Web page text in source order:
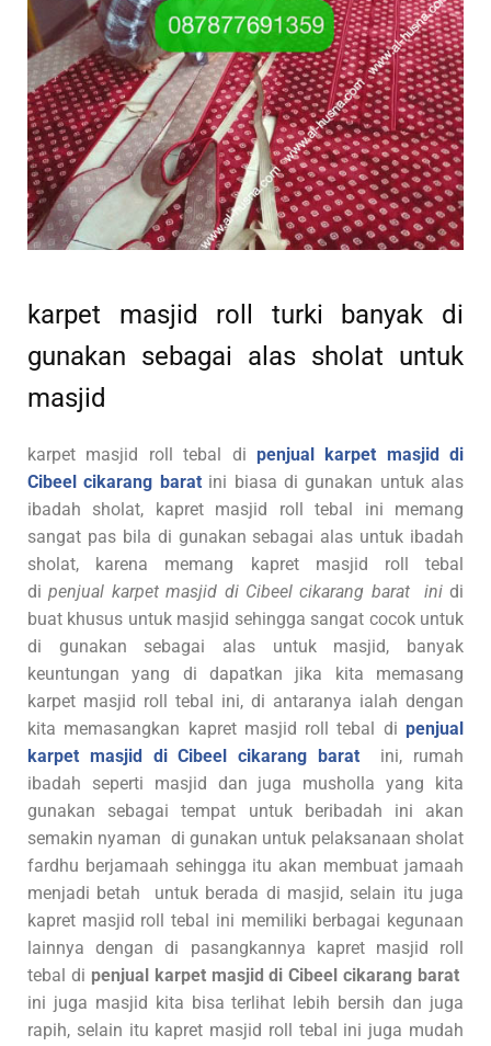
karpet masjid roll turki banyak di
gunakan sebagai alas sholat untuk
masjid
karpet masjid roll tebal di penjual karpet masjid di
Cibeel cikarang barat ini biasa di gunakan untuk alas
ibadah sholat, kapret masjid roll tebal ini memang
sangat pas bila di gunakan sebagai alas untuk ibadah
sholat, karena memang kapret masjid roll tebal
dipenjual karpet masjid di Cibeel cikarang barat inidi
buat khusus untuk masjid sehingga sangat cocok untuk
di gunakan sebagai alas untuk masjid, banyak
keuntungan yang di dapatkan jika kita memasang
karpet masjid roll tebal ini, di antaranya ialah dengan
kita memasangkan kapret masjid roll tebal di penjual
karpet masjid di Cibeel cikarang baratini, rumah
ibadah seperti masjid dan juga musholla yang kita
gunakan sebagai tempat untuk beribadah ini akan
semakin nyaman di gunakan untuk pelaksanaan sholat
fardhu berjamaah sehingga itu akan membuat jamaah
menjadi betah untuk berada di masjid, selain itu juga
kapret masjid roll tebal ini memiliki berbagai kegunaan
lainnya dengan di pasangkannya kapret masjid roll
tebal di penjual karpet masjid di Cibeel cikarang barat
ini juga masjid kita bisa terlihat lebih bersih dan juga
rapih, selain itu kapret masjid roll tebal ini juga mudah